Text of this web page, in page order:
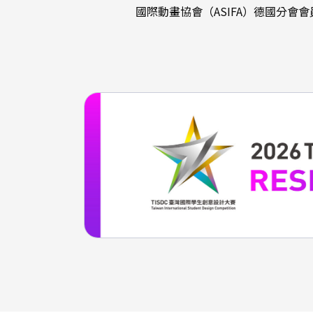
國際動畫協會（ASIFA）德國分會會